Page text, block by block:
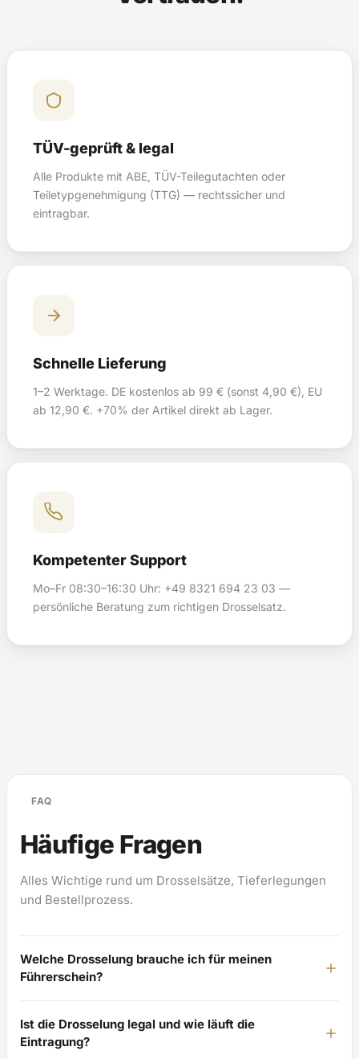
TÜV-geprüft & legal
Alle Produkte mit ABE, TÜV-Teilegutachten oder
Teiletypgenehmigung (TTG) — rechtssicher und
eintragbar.
Schnelle Lieferung
1–2 Werktage. DE kostenlos ab 99 € (sonst 4,90 €), EU
ab 12,90 €. +70% der Artikel direkt ab Lager.
Kompetenter Support
Mo–Fr 08:30–16:30 Uhr: +49 8321 694 23 03 —
persönliche Beratung zum richtigen Drosselsatz.
FAQ
Häufige Fragen
Alles Wichtige rund um Drosselsätze, Tieferlegungen
und Bestellprozess.
Welche Drosselung brauche ich für meinen
Führerschein?
Ist die Drosselung legal und wie läuft die
Eintragung?